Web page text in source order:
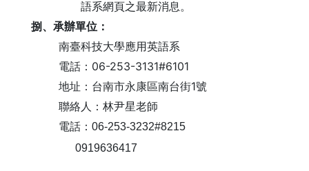
語系網頁之最新消息。
捌、承辦單位：
南臺科技大學應用英語系
電話： 06-253-3131#6101
地址：台南市永康區南台街1號
聯絡人：林尹星老師
電話： 06-253-3232#8215
0919636417